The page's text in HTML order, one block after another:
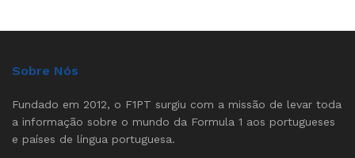
Sobre Nós
Fundado em 2012, o F1PT surgiu com a missão de levar toda
a informação sobre o mundo da Formula 1 aos portugueses
e países de língua portuguesa.